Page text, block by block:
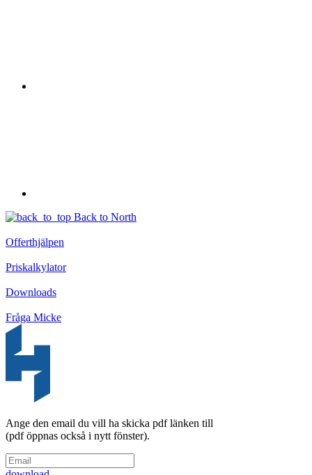
Back to North
Offerthjälpen
Priskalkylator
Downloads
Fråga Micke
Ange den email du vill ha skicka pdf länken till
(pdf öppnas också i nytt fönster).